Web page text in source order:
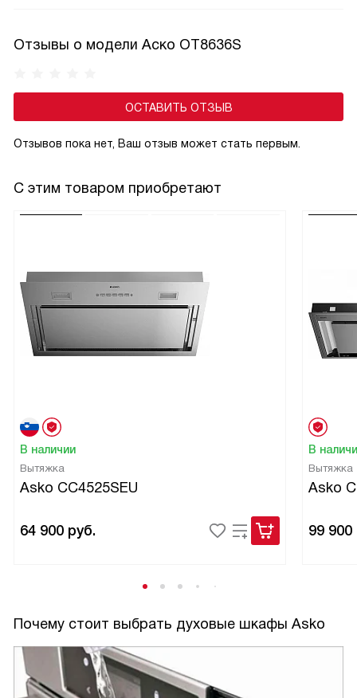
Отзывы о модели Аско OT8636S
ОСТАВИТЬ ОТЗЫВ
Отзывов пока нет, Ваш отзыв может стать первым.
С этим товаром приобретают
В наличии
Вытяжка
Asko CC4525SEU
64 900 руб.
В
Вытяжка
Asko
99 900
Почему стоит выбрать духовые шкафы Asko